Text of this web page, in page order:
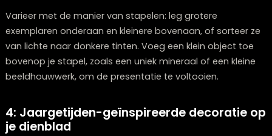
nieuwsgierigheid en karakter.
Bij het uitkiezen van boeken is het verstandig te letten
de kleur van de omslag, het formaat en de inhoud.
boeken opmerken. Boeken over architectuur,